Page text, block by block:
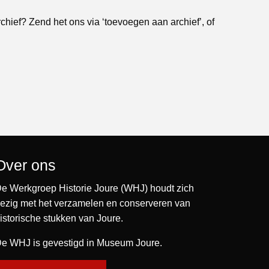
Zend het ons via ‘toevoegen aan archief’, of
ons
Werkgroep Historie Joure (WHJ) houdt zich
met het verzamelen en conserveren van
stukken van Joure.
WHJ is gevestigd in Museum Joure.